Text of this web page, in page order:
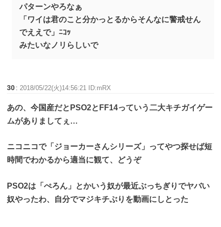
パターンやろなぁ
「ワイは君のこと分かっとるからそんなに警戒せん
でええで」ﾆｺｯ
みたいなノリらしいで
30 :2018/05/22(火)14:56:21 ID:mRX
あの、今国産だとPSO2とFF14っていう二大キチガイゲー
ムがありましてぇ…
ニコニコで「ジョーカーさんシリーズ」ってやつ探せば短
時間でわかるから適当に観て、どうぞ
PSO2は「ぺろん」とかいう奴が最近ぶっちぎりでヤバい
奴やったわ、自分でマジキチぶりを動画にしとった